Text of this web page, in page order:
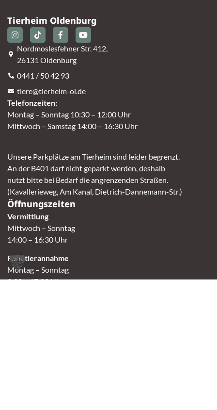
Tierheim Oldenburg
Nordmoslesfehner Str. 412,
26131 Oldenburg
0441 / 50 42 93
tiere@tierheim-ol.de
Telefonzeiten:
Montag – Sonntag 10:30 – 12:00 Uhr
Mittwoch – Samstag 14:00 – 16:30 Uhr
Unsere Parkplätze am Tierheim sind leider begrenzt.
An der B401 darf nicht geparkt werden, deshalb
nutzt bitte bei Bedarf die angrenzenden Straßen.
(Kavallerieweg, Am Kanal, Dietrich-Dannemann-Str.)
Öffnungszeiten
Vermittlung
Mittwoch – Sonntag
14:00 – 16:30 Uhr
Fundtierannahme
Montag – Sonntag
9:00 – 17:00 Uhr